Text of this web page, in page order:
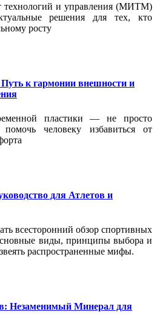
технологий и управления (МИТМ)
решения для тех, кто
росту
к гармонии внешности и
пластики — не просто
человеку избавиться от
для Атлетов и
всесторонний обзор спортивных
виды, принципы выбора и
распространенные мифы.
Незаменимый Минерал для